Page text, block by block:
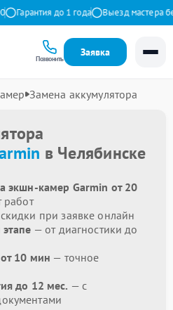
Гарантия до 1 года Выезд мастера
Позвонить
Заявка
Замена аккумулятора
в Челябинске
экшн-камер Garmin от 20
работ
при заявке онлайн
— от диагностики до
10 мин — точное
до 12 мес. — с